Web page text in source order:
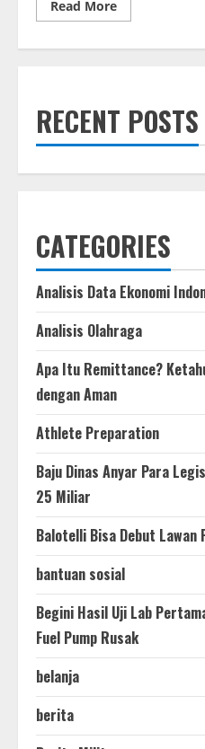
Read MoreRead
more
personal
data
RECENT POSTS
CATEGORIES
Analisis Data Ekonomi
Analisis Olahraga
Apa Itu Remittance?
dengan Aman
Athlete Preparation
Baju Dinas Anyar Para
25 Miliar
Balotelli Bisa Debut Lawan
bantuan sosial
Begini Hasil Uji Lab
Fuel Pump Rusak
belanja
berita